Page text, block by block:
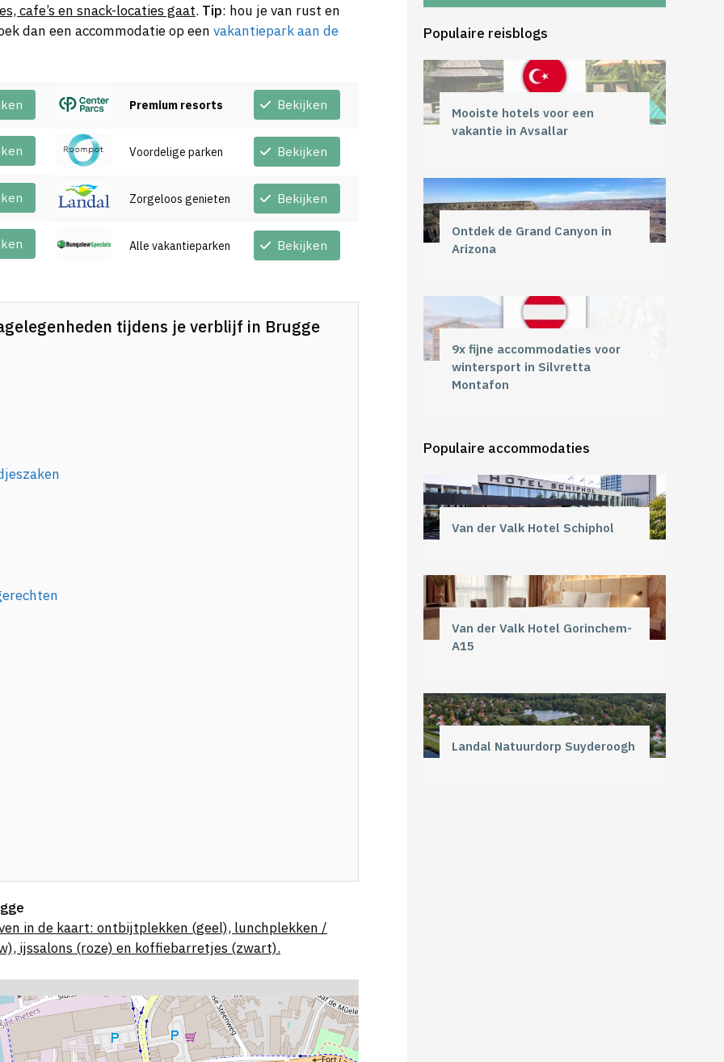
cafe’s en snack-locaties gaat. Tip: hou je van rust en
dan een accommodatie op een vakantiepark aan de
Premium resorts Bekijken
Voordelige parken Bekijken
Zorgeloos genieten Bekijken
Alle vakantieparken Bekijken
tijdens je verblijf in Brugge
in de kaart: ontbijtplekken (geel), lunchplekken /
ijssalons (roze) en koffiebarretjes (zwart).
Populaire reisblogs
Mooiste hotels voor een
vakantie in Avsallar
Ontdek de Grand Canyon in
Arizona
9x fijne accommodaties voor
wintersport in Silvretta
Montafon
Populaire accommodaties
Van der Valk Hotel Schiphol
Van der Valk Hotel Gorinchem-
A15
Landal Natuurdorp Suyderoogh